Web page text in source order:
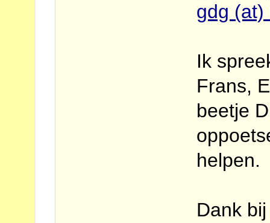
gdg (at)
Ik
Frans,
beetje
helpen.
Dank